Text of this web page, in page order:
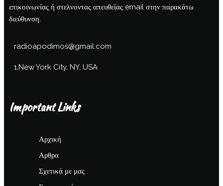
επικοινωνίας ή στελνοντας απευθείας email στην παρακάτω
διεύθυνση.
radioapodimos@gmail.com
1,New York City, NY, USA
Important Links
Αρχική
Αρθρα
Σχετικά με μας